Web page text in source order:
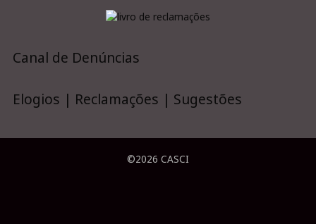
Canal de Denúncias
Elogios | Reclamações | Sugestões
©2026 CASCI